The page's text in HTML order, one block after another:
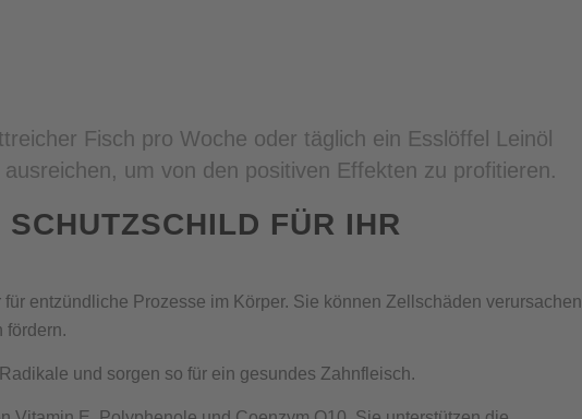
Fisch pro Woche oder täglich ein Esslöffel Leinöl
um von den positiven Effekten zu profitieren.
FÜR IHR
entzündliche Prozesse im Körper. Sie können Zellschäden verursachen
fördern.
und sorgen so für ein gesundes Zahnfleisch.